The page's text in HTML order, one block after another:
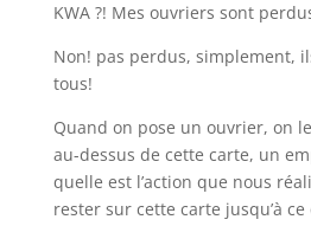
KWA ?! Mes ouvriers sont
Non! pas perdus, simplement,
tous!
Quand on pose un ouvrier, on
au-dessus de cette carte, un
quelle est l’action que nous
rester sur cette carte jusqu’à ce